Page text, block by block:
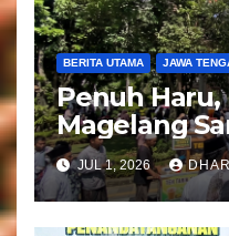
BERITA UTAMA JAWA
Penuh
Magelang
Kepulangan
Kloter 81
JUL 1, 2026